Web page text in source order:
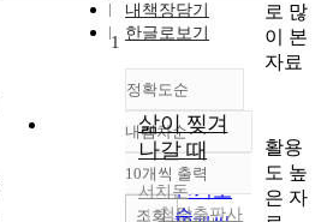
내책장담기
한글로보기
정확도순
정확도
순
인기도
순
내림차순
내림차순
10개씩 출력
조회
1
삶이 찢겨
나갈 때
서치돈
첨탑출판사
로 많
이 본
자료
활용
도 높
은 자